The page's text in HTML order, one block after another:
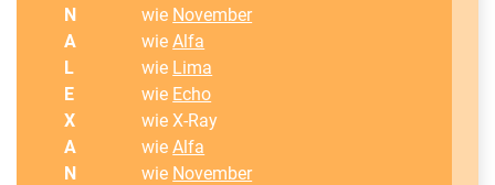
N
wie November
A
wieAlfa
L
wie Lima
E
wie Echo
X
wie X-Ray
A
wieAlfa
N
wie November